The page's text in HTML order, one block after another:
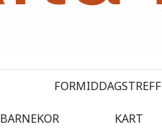
FORMIDDAGSTREFF
BARNEKOR KART